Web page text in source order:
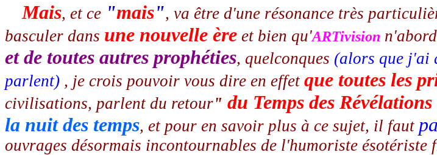
Mais, et ce "mais", va être d'une résonance très
basculer dans une nouvelle ère et bien qu'ARTivision
et de toutes autres prophéties, quelconques (alors que j'ai
parlent) , je crois pouvoir vous dire en effet que toutes les
civilisations, parlent du retour" du Temps des Révélations
la nuit des temps, et pour en savoir plus à ce sujet, il faut
ouvrages désormais incontournables de l'humoriste ésotériste